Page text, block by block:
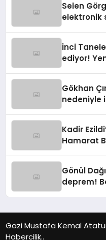
Selen
elektronik
İnci
ediyor!
Gökhan
nedeniyle
Kadir
Hamarat
Gönül
deprem!
Gazi Mustafa Kemal
Habercilik..